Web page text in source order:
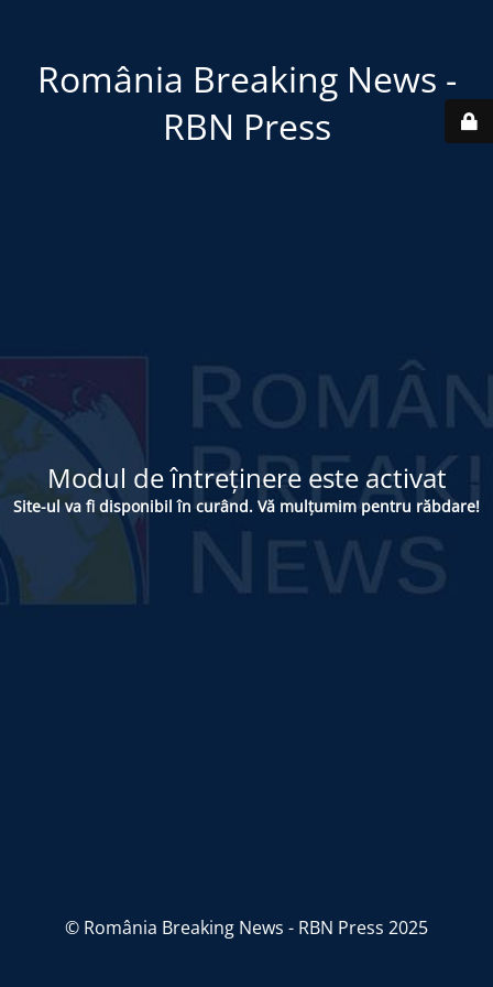
România Breaking News -
RBN Press
Modul de întreținere este activat
Site-ul va fi disponibil în curând. Vă mulțumim pentru răbdare!
© România Breaking News - RBN Press 2025